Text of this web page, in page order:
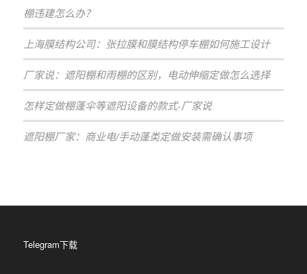
棚违建怎么办？
上海膜结构公司：张拉膜和膜结构停车棚如何施工设计
厂家说：遮阳棚和雨棚的区别，电动伸缩定做怎么选择
怎样定做棚蓬伞等遮阳设备的款式-厂家说
遮阳棚厂家：商业电/手动蓬类定做安装需确认事项
Telegram下载